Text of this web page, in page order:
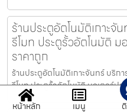
ร้านประตูอัตโนมัติเกาะ
รีโมท ประตูรั้วอัตโนมัติ ม
ราคาถูก
ร้านประตูอัตโนมัติเกาะจันทร์ บริก
รีโมท ประตูรั้วอัตโนมัติ มอเตอร์ปร
หน้าหลัก เมนู